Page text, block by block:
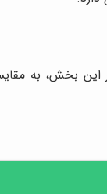
این بخش، به